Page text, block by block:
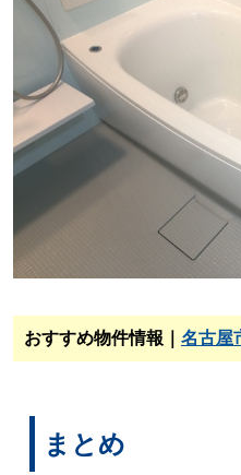
おすすめ物件情報｜ 名古屋
まとめ